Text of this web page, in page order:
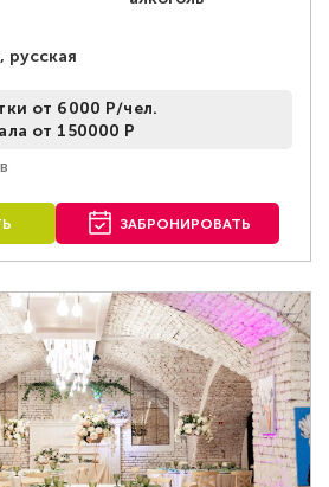
русская
от 6000 Р/чел.
от 150000 Р
ЗАБРОНИРОВАТЬ